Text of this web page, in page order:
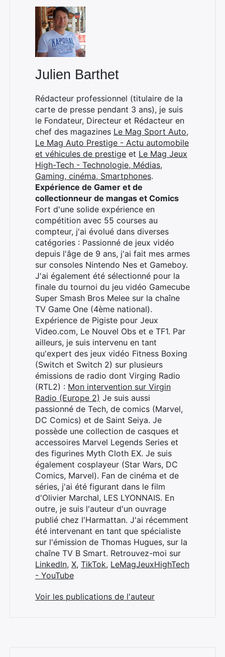
Julien Barthet
Rédacteur professionnel (titulaire de la
carte de presse pendant 3 ans), je suis
le Fondateur, Directeur et Rédacteur en
chef des magazines Le Mag Sport Auto,
Le Mag Auto Prestige - Actu automobile
et véhicules de prestige et Le Mag Jeux
High-Tech - Technologie, Médias,
Gaming, cinéma, Smartphones.
Expérience de Gamer et de
collectionneur de mangas et Comics
Fort d'une solide expérience en
compétition avec 55 courses au
compteur, j'ai évolué dans diverses
catégories : Passionné de jeux vidéo
depuis l'âge de 9 ans, j'ai fait mes armes
sur consoles Nintendo Nes et Gameboy.
J'ai également été sélectionné pour la
finale du tournoi du jeu vidéo Gamecube
Super Smash Bros Melee sur la chaîne
TV Game One (4ème national).
Expérience de Pigiste pour Jeux
Video.com, Le Nouvel Obs et e TF1. Par
ailleurs, je suis intervenu en tant
qu'expert des jeux vidéo Fitness Boxing
(Switch et Switch 2) sur plusieurs
émissions de radio dont Virging Radio
(RTL2) : Mon intervention sur Virgin
Radio (Europe 2) Je suis aussi
passionné de Tech, de comics (Marvel,
DC Comics) et de Saint Seiya. Je
possède une collection de casques et
accessoires Marvel Legends Series et
des figurines Myth Cloth EX. Je suis
également cosplayeur (Star Wars, DC
Comics, Marvel). Fan de cinéma et de
séries, j'ai été figurant dans le film
d'Olivier Marchal, LES LYONNAIS. En
outre, je suis l'auteur d'un ouvrage
publié chez l'Harmattan. J'ai récemment
été intervenant en tant que spécialiste
sur l'émission de Thomas Hugues, sur la
chaîne TV B Smart. Retrouvez-moi sur
LinkedIn, X, TikTok, LeMagJeuxHighTech
- YouTube
Voir les publications de l'auteur
Rechercher